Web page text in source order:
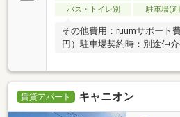
バス・トイレ別
駐車場(
その他費用：ruumサポート
円）駐車場契約時：別途仲
賃貸アパート キャニオン